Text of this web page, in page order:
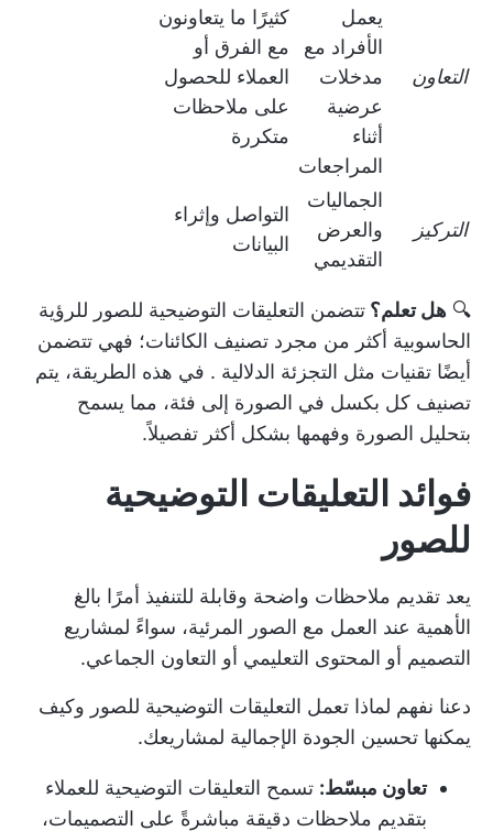
التعاون
يعمل
الأفراد مع
مدخلات
عرضية
أثناء
المراجعات
كثيرًا ما يتعاونون
مع الفرق أو
العملاء للحصول
على ملاحظات
متكررة
التركيز
الجماليات
والعرض
التقديمي
التواصل وإثراء
البيانات
🔍 هل تعلم؟ تتضمن التعليقات التوضيحية للصور للرؤية
الحاسوبية أكثر من مجرد تصنيف الكائنات؛ فهي تتضمن
أيضًا تقنيات مثل التجزئة الدلالية . في هذه الطريقة، يتم
تصنيف كل بكسل في الصورة إلى فئة، مما يسمح
بتحليل الصورة وفهمها بشكل أكثر تفصيلاً.
فوائد التعليقات التوضيحية
للصور
يعد تقديم ملاحظات واضحة وقابلة للتنفيذ أمرًا بالغ
الأهمية عند العمل مع الصور المرئية، سواءً لمشاريع
التصميم أو المحتوى التعليمي أو التعاون الجماعي.
دعنا نفهم لماذا تعمل التعليقات التوضيحية للصور وكيف
يمكنها تحسين الجودة الإجمالية لمشاريعك.
تعاون مبسّط: تسمح التعليقات التوضيحية للعملاء
بتقديم ملاحظات دقيقة مباشرةً على التصميمات،